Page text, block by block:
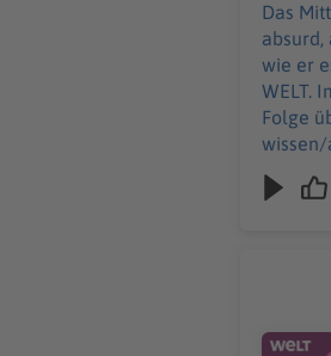
Das
wie er es
WELT. Immer
Folge
wissen/
Redaktion, Moderation:
https://